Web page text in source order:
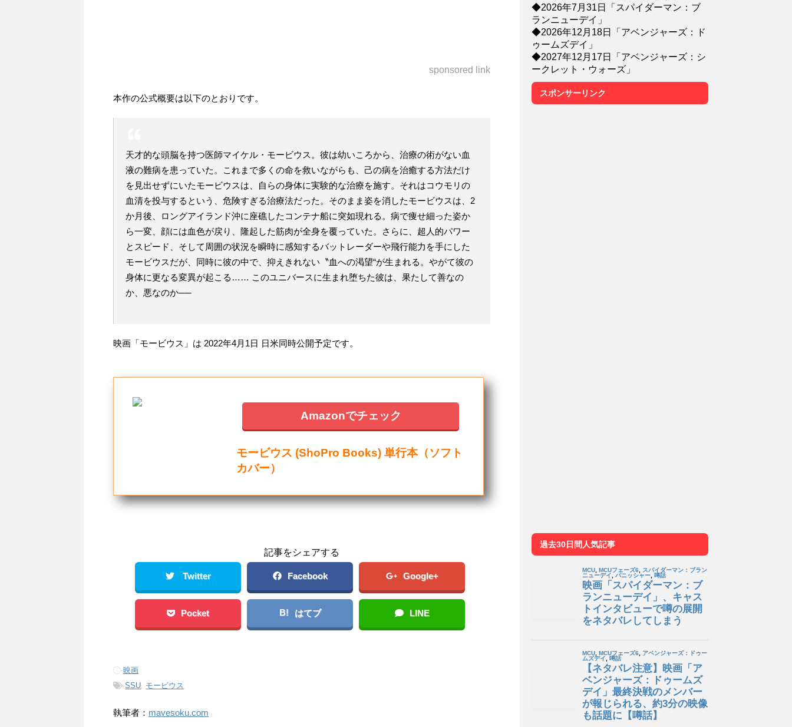
sponsored link
本作の公式概要は以下のとおりです。
天才的な頭脳を持つ医師マイケル・モービウス。彼は幼いころから、治療の術がない血
液の難病を患っていた。これまで多くの命を救いながらも、己の病を治癒する方法だけ
を見出せずにいたモービウスは、自らの身体に実験的な治療を施す。それはコウモリの
血清を投与するという、危険すぎる治療法だった。そのまま姿を消したモービウスは、2
か月後、ロングアイランド沖に座礁したコンテナ船に突如現れる。病で痩せ細った姿か
ら一変、顔には血色が戻り、隆起した筋肉が全身を覆っていた。さらに、超人的パワー
とスピード、そして周囲の状況を瞬時に感知するバットレーダーや飛行能力を手にした
モービウスだが、同時に彼の中で、抑えきれない〝血への渇望“が生まれる。やがて彼の
身体に更なる変異が起こる…… このユニバースに生まれ堕ちた彼は、果たして善なの
か、悪なのか──
映画「モービウス」は 2022年4月1日 日米同時公開予定です。
Amazonでチェック
モービウス (ShoPro Books) 単行本（ソフト
カバー）
記事をシェアする
Twitter Facebook Google+
Pocket B! はてブ LINE
-映画
-SSU モービウス
執筆者： mavesoku.com
◆2026年7月31日「スパイダーマン：ブ
ランニューデイ」
◆2026年12月18日「アベンジャーズ：ド
ゥームズデイ」
◆2027年12月17日「アベンジャーズ：シ
ークレット・ウォーズ」
スポンサーリンク
過去30日間人気記事